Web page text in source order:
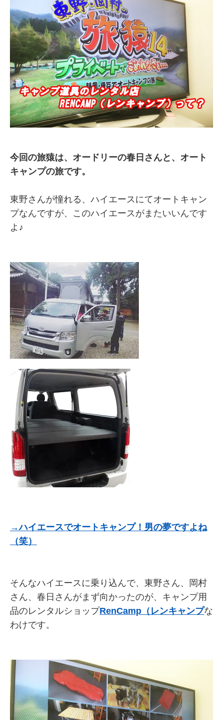
今回の旅猿は、オードリーの春日さんと、オート
キャンプの旅です。
東野さんが憧れる、ハイエースにてオートキャン
プなんですが、このハイエースがまたいいんです
よ♪
→ハイエースでオートキャンプ！男の夢ですよね
（笑）
そんなハイエースに乗り込んで、東野さん、岡村
さん、春日さんがまず向かったのが、キャンプ用
品のレンタルショップRenCamp（レンキャンプな
わけです。